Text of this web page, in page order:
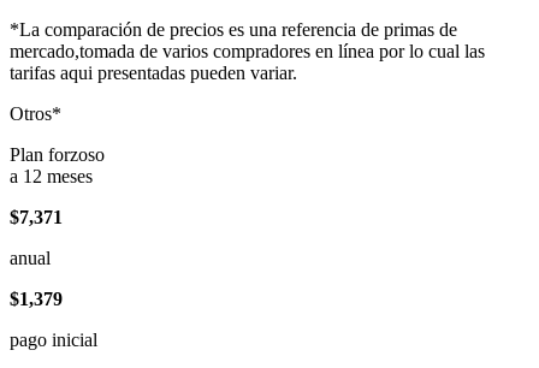
*La comparación de precios es una referencia de primas de
mercado,tomada de varios compradores en línea por lo cual las
tarifas aqui presentadas pueden variar.
Otros*
Plan forzoso
a 12 meses
$7,371
anual
$1,379
pago inicial